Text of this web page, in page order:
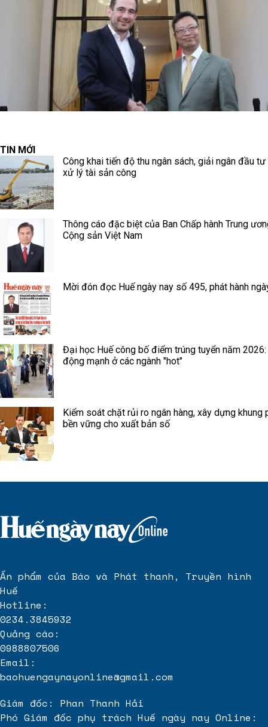
TIN MỚI
Công khai tiến độ thu ngân sách, giải ngân đầu
xử lý tài sản công
Thông cáo đặc biệt của Ban Chấp hành Trung
Cộng sản Việt Nam
Mời đón đọc Huế ngày nay số 495, phát hành
Đại học Huế công bố điểm trúng tuyển năm 2026:
động mạnh ở các ngành "hot"
Kiểm soát chặt rủi ro ngân hàng, xây dựng khung
bền vững cho xuất bản số
Ấn phẩm của Báo và Phát thanh, Truyền hình
Huế
Hotline:
0234.3845932
Quảng cáo:
0988807506
Email:
baohuengaynayonline@gmail.com
Giám đốc: Phan Thanh Hải
Phó Giám đốc phụ trách Huế ngày nay Online: